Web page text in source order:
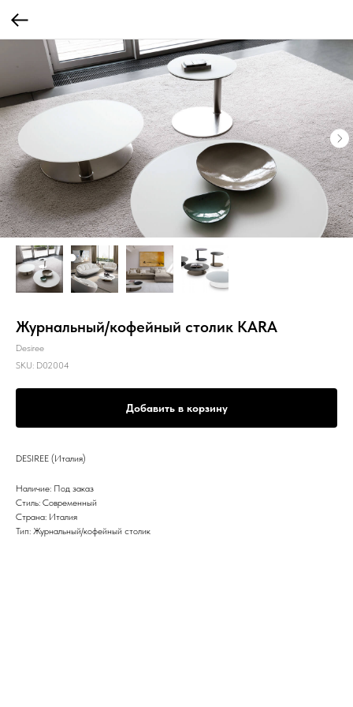
Журнальный/кофейный столик KARA
Desiree
SKU: D02004
Добавить в корзину
DESIREE (Италия)
Наличие: Под заказ
Стиль: Современный
Страна: Италия
Тип: Журнальный/кофейный столик